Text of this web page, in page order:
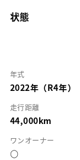
状態
年式
2022年（R4年）
走行距離
44,000km
ワンオーナー
○